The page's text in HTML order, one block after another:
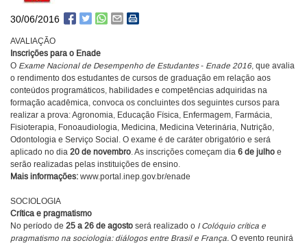
30/06/2016
AVALIAÇÃO
Inscrições para o Enade
O Exame Nacional de Desempenho de Estudantes- Enade 2016, que avalia
o rendimento dos estudantes de cursos de graduação em relação aos
conteúdos programáticos, habilidades e competências adquiridas na
formação acadêmica, convoca os concluintes dos seguintes cursos para
realizar a prova: Agronomia, Educação Física, Enfermagem, Farmácia,
Fisioterapia, Fonoaudiologia, Medicina, Medicina Veterinária, Nutrição,
Odontologia e Serviço Social. O exame é de caráter obrigatório e será
aplicado no dia 20 de novembro. As inscrições começam dia 6 de julho e
serão realizadas pelas instituições de ensino.
Mais informações: www.portal.inep.gov.br/enade
SOCIOLOGIA
Crítica e pragmatismo
No período de 25 a 26 de agosto será realizado o I Colóquio crítica e
pragmatismo na sociologia: diálogos entre Brasil e França. O evento reunirá